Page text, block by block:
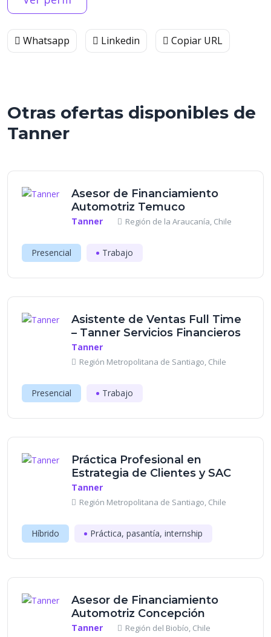
Whatsapp Linkedin Copiar URL
Otras ofertas disponibles de
Tanner
Asesor de Financiamiento
Automotriz Temuco
Tanner Región de la Araucanía, Chile
Presencial Trabajo
Asistente de Ventas Full Time
– Tanner Servicios Financieros
Tanner
Región Metropolitana de Santiago, Chile
Presencial Trabajo
Práctica Profesional en
Estrategia de Clientes y SAC
Tanner
Región Metropolitana de Santiago, Chile
Híbrido Práctica, pasantía, internship
Asesor de Financiamiento
Automotriz Concepción
Tanner Región del Biobío, Chile